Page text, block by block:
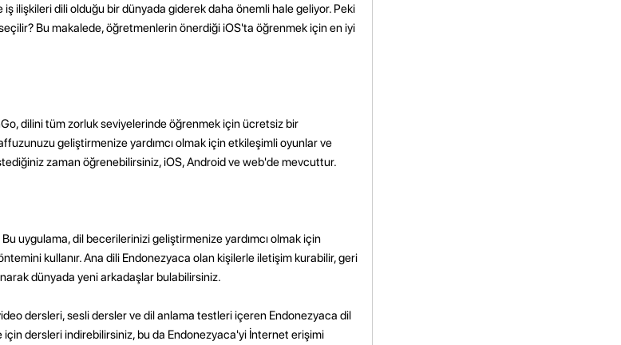
ilişkileri dili olduğu bir dünyada giderek daha önemli hale geliyor. Peki
Bu makalede, öğretmenlerin önerdiği iOS'ta öğrenmek için en iyi
dilini tüm zorluk seviyelerinde öğrenmek için ücretsiz bir
geliştirmenize yardımcı olmak için etkileşimli oyunlar ve
zaman öğrenebilirsiniz, iOS, Android ve web'de mevcuttur.
uygulama, dil becerilerinizi geliştirmenize yardımcı olmak için
kullanır. Ana dili Endonezyaca olan kişilerle iletişim kurabilir, geri
dünyada yeni arkadaşlar bulabilirsiniz.
dersleri, sesli dersler ve dil anlama testleri içeren Endonezyaca dil
için dersleri indirebilirsiniz, bu da Endonezyaca'yi İnternet erişimi